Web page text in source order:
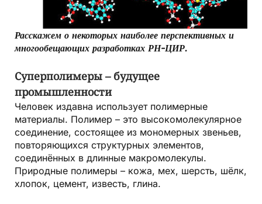
Расскажем о некоторых наиболее перспективных и
многообещающих разработках РН-ЦИР.
Суперполимеры – будущее
промышленности
Человек издавна использует полимерные
материалы. Полимер – это высокомолекулярное
соединение, состоящее из мономерных звеньев,
повторяющихся структурных элементов,
соединённых в длинные макромолекулы.
Природные полимеры – кожа, мех, шерсть, шёлк,
хлопок, цемент, известь, глина.